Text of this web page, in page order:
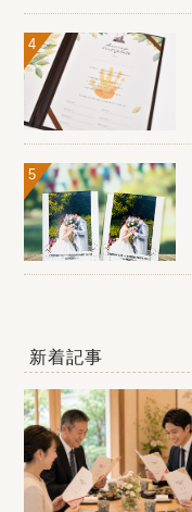
新着記事